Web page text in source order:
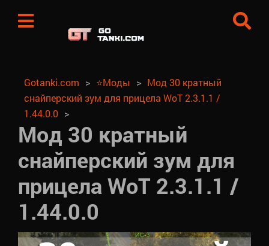
Gotanki.com ⭐Моды
Мод 30 кратный
снайперский зум для прицела WoT 2.3.1.1 /
1.44.0.0
Мод 30 кратный
снайперский зум для
прицела WoT 2.3.1.1 /
1.44.0.0